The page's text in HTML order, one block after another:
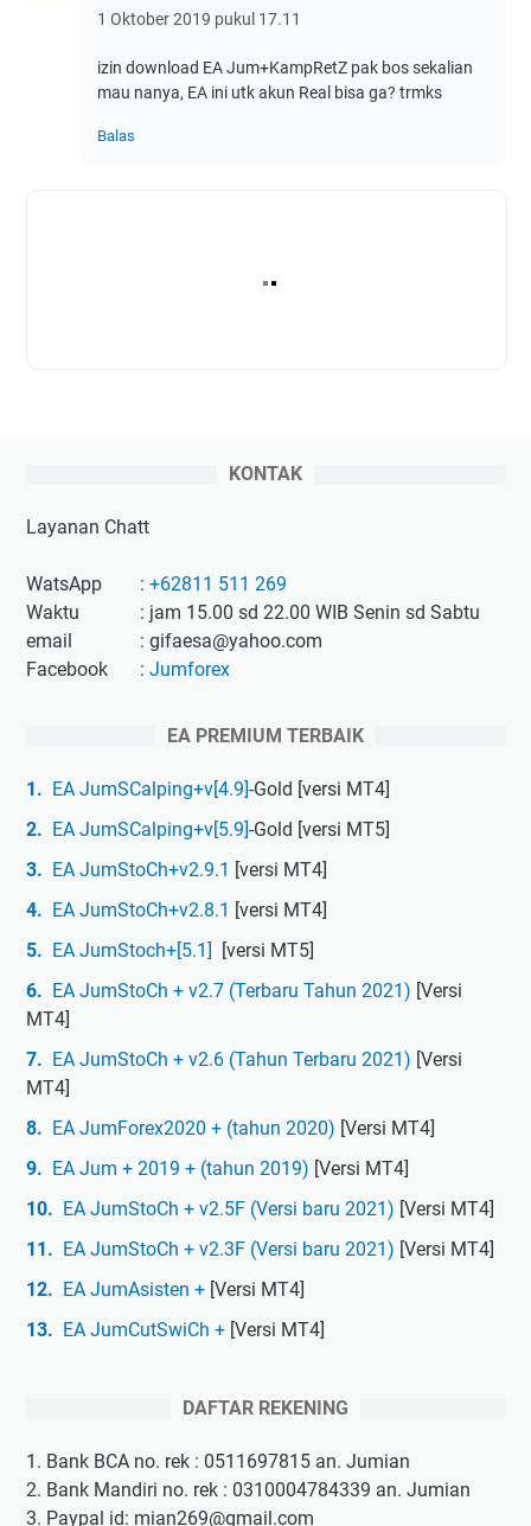
1 Oktober 2019 pukul 17.11
izin download EA Jum+KampRetZ pak bos sekalian
mau nanya, EA ini utk akun Real bisa ga? trmks
Balas
KONTAK
Layanan Chatt
WatsApp : +62811 511 269
Waktu
: jam 15.00 sd 22.00 WIB Senin sd Sabtu
email
: gifaesa@yahoo.com
Facebook
: Jumforex
EA PREMIUM TERBAIK
EA JumSCalping+v[4.9]-Gold [versi MT4]
EA JumSCalping+v[5.9]-Gold [versi MT5]
EA JumStoCh+v2.9.1 [versi MT4]
EA JumStoCh+v2.8.1 [versi MT4]
EA JumStoch+[5.1]
[versi MT5]
EA JumStoCh + v2.7 (Terbaru Tahun 2021) [Versi
MT4]
EA JumStoCh + v2.6 (Tahun Terbaru 2021) [Versi
MT4]
EA JumForex2020 + (tahun 2020) [Versi MT4]
EA Jum + 2019 + (tahun 2019) [Versi MT4]
EA JumStoCh + v2.5F (Versi baru 2021) [Versi MT4]
EA JumStoCh + v2.3F (Versi baru 2021) [Versi MT4]
EA JumAsisten + [Versi MT4]
EA JumCutSwiCh + [Versi MT4]
DAFTAR REKENING
1. Bank BCA no. rek : 0511697815 an. Jumian
2. Bank Mandiri no. rek : 0310004784339 an. Jumian
3. Paypal id: mian269@gmail.com